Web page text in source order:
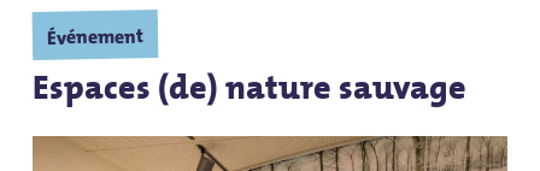
Événement
Espaces (de) nature sauvage